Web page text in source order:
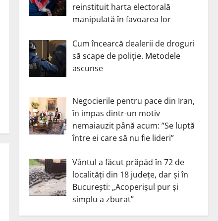
reinstituit harta electorală
manipulată în favoarea lor
Cum încearcă dealerii de droguri
să scape de poliție. Metodele
ascunse
Negocierile pentru pace din Iran,
în impas dintr-un motiv
nemaiauzit până acum: ”Se luptă
între ei care să nu fie lideri”
Vântul a făcut prăpăd în 72 de
localități din 18 județe, dar și în
București: „Acoperișul pur și
simplu a zburat”